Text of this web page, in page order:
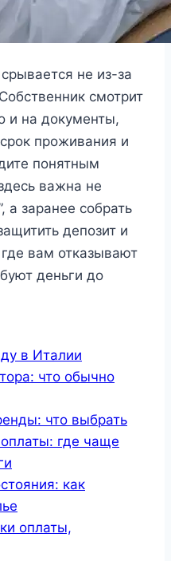
не из-за
смотрит
и на документы,
проживания и
понятным
важна не
а заранее собрать
депозит и
вам отказывают
деньги до
в Италии
что обычно
что выбрать
где чаще
как
оплаты,